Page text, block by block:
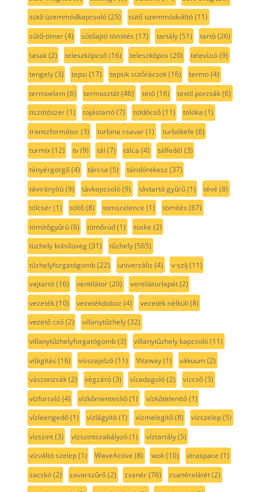
sütő üzemmódkapcsoló(25) sütő üzemmódváltó(11)
sűtő-timer(4) sűtőajtó tömítés (17) tartály(51) tartó(26)
tasak(2) teleszkópcső(16) teleszkópos (20) televízió(9)
tengely(3) tepsi (17) tepsik sütőrácsok(16) termo(4)
termoelem(6) termosztát(46) tető(16) textil porzsák(6)
tisztítószer(1) tojástartó(7) toldócső(11) tolóka (1)
transzformátor(3) turbina csavar(1) turbókefe (6)
turmix(12) tv(9) tál (7) tálca (4) tálfedél (3)
tányérgörgő(4) tárcsa (5) tárolórekesz (37)
távirányító(9) távkapcsoló(9) távtartó gyűrű(1) tévé (8)
tölcsér(1) töltő(8) tömszelence (1) tömítés (67)
tömítőgyűrű(6) tömőrúd(1) tüske (2)
tüzhely külsőüveg(31) tűzhely(565)
tűzhelyforgatógomb(22) univerzális (4) v-szíj (11)
vajtartó(16) ventilátor(20) ventilátorlapát(2)
vezeték(10) vezetékdoboz (4) vezeték nélküli (8)
vezető cső(2) villanytűzhely(32)
villanytűzhelyforgatógomb(3) villanytűzhely kapcsoló(11)
világítás (16) visszajelző(11) Vitaway(1) vákuum(2)
vászonzsák(2) végzáró(3) vízadagoló(2) vízcső(3)
vízforraló(4) vízkőmentesítő(1) vízkőtelenítő(1)
vízleengedő(1) vízlágyító(1) vízmelegítő(8) vízszelep(5)
vízszint(3) vízszintszabályzó(1) víztartály(5)
vízváltó szelep(1) WaveActive (8) wok(10) xtraspace (1)
zacskó(2) zavarszűrő(2) zsanér(76) zsanéralátét(2)